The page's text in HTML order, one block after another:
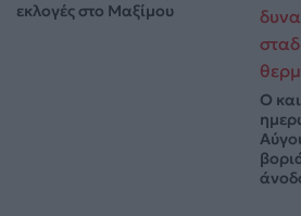
εκλογές στο Μαξίμου
Ο